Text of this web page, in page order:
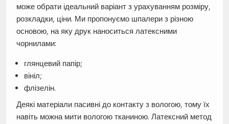
може обрати ідеальний варіант з урахуванням розміру,
розкладки, ціни. Ми пропонуємо шпалери з різною
основою, на яку друк наноситься латексними
чорнилами:
глянцевий папір;
вініл;
флізелін.
Деякі матеріали пасивні до контакту з вологою, тому їх
навіть можна мити вологою тканиною. Латексний метод